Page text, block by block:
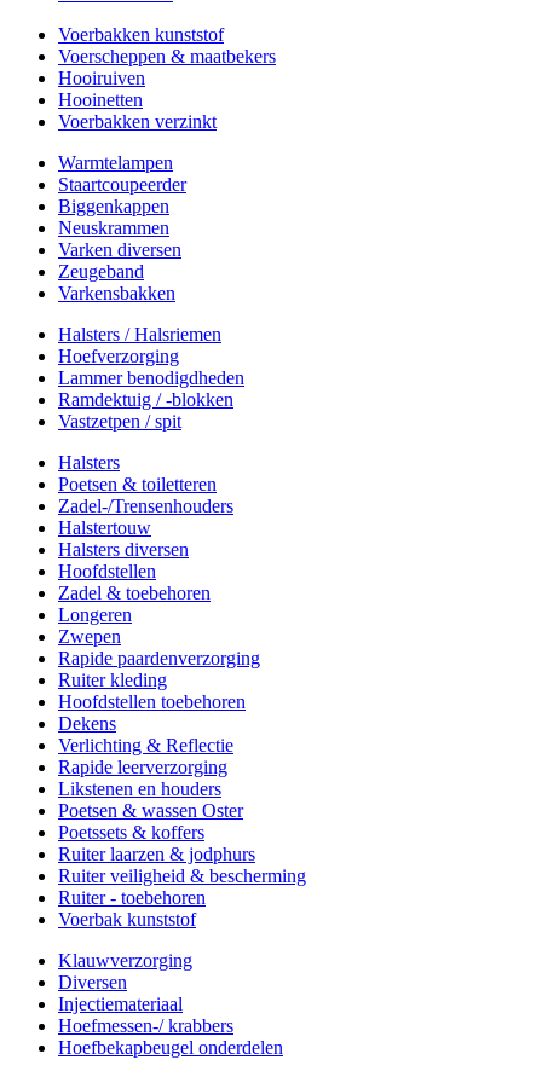
Voerbakken kunststof
Voerscheppen & maatbekers
Hooiruiven
Hooinetten
Voerbakken verzinkt
Warmtelampen
Staartcoupeerder
Biggenkappen
Neuskrammen
Varken diversen
Zeugeband
Varkensbakken
Halsters / Halsriemen
Hoefverzorging
Lammer benodigdheden
Ramdektuig / -blokken
Vastzetpen / spit
Halsters
Poetsen & toiletteren
Zadel-/Trensenhouders
Halstertouw
Halsters diversen
Hoofdstellen
Zadel & toebehoren
Longeren
Zwepen
Rapide paardenverzorging
Ruiter kleding
Hoofdstellen toebehoren
Dekens
Verlichting & Reflectie
Rapide leerverzorging
Likstenen en houders
Poetsen & wassen Oster
Poetssets & koffers
Ruiter laarzen & jodphurs
Ruiter veiligheid & bescherming
Ruiter - toebehoren
Voerbak kunststof
Klauwverzorging
Diversen
Injectiemateriaal
Hoefmessen-/ krabbers
Hoefbekapbeugel onderdelen